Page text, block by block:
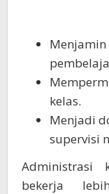
Menjamin
kelas.
Menjadi
supervisi
Administrasi
bekerja